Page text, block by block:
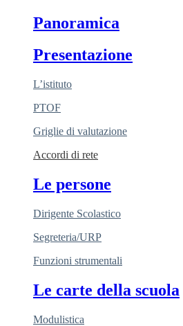
Panoramica
Presentazione
L’istituto
PTOF
Griglie di valutazione
Accordi di rete
Le persone
Dirigente Scolastico
Segreteria/URP
Funzioni strumentali
Le carte della scuola
Modulistica